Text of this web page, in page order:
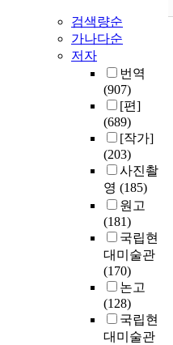
검색량순
가나다순
저자
번역
(907)
[편]
(689)
[작가]
(203)
사진촬
영 (185)
원고
(181)
국립현
대미술관
(170)
논고
(128)
국립현
대미술관